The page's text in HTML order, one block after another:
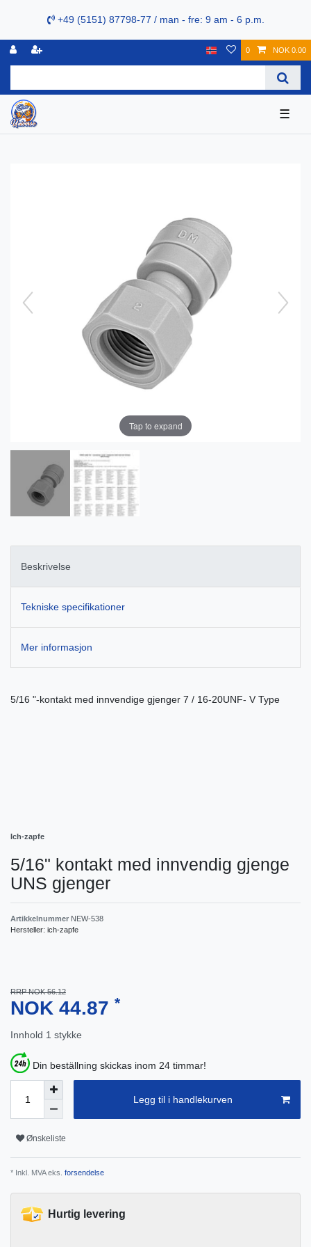
+49 (5151) 87798-77 / man - fre: 9 am - 6 p.m.
0 NOK 0.00
☰
Tap to expand
Beskrivelse
Tekniske specifikationer
Mer informasjon
5/16 "-kontakt med innvendige gjenger 7 / 16-20UNF- V Type
Ich-zapfe
5/16" kontakt med innvendig gjenge
UNS gjenger
Artikkelnummer NEW-538
Hersteller: ich-zapfe
RRP NOK 56.12
NOK 44.87 *
Innhold 1 stykke
Din beställning skickas inom 24 timmar!
Legg til i handlekurven
Ønskeliste
* Inkl. MVA eks. forsendelse
Hurtig levering